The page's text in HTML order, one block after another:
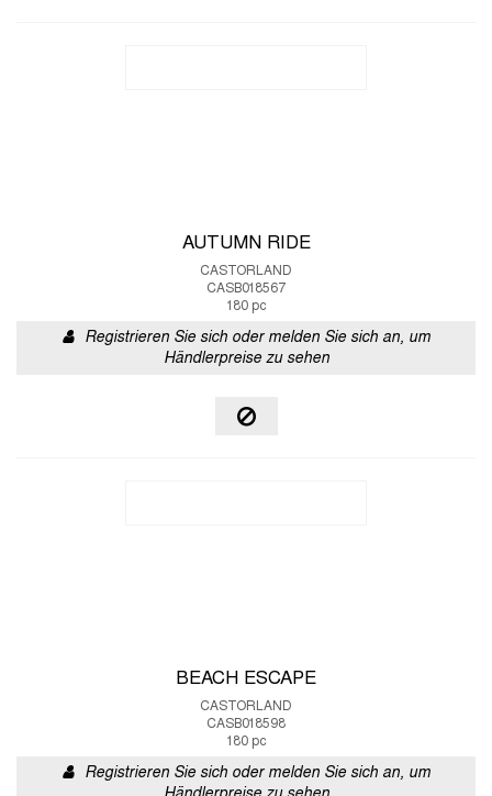
AUTUMN RIDE
CASTORLAND
CASB018567
180 pc
Registrieren Sie sich oder melden Sie sich an, um
Händlerpreise zu sehen
BEACH ESCAPE
CASTORLAND
CASB018598
180 pc
Registrieren Sie sich oder melden Sie sich an, um